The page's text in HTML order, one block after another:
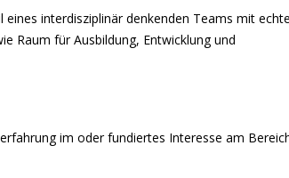
eines interdisziplinär denkenden Teams mit
Raum für Ausbildung, Entwicklung und
im oder fundiertes Interesse am